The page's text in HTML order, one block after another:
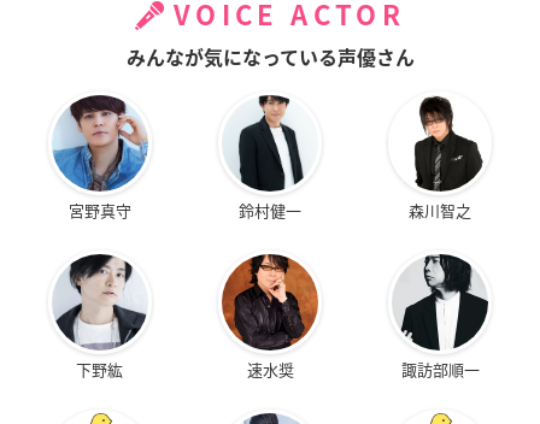
VOICE ACTOR
みんなが気になっている声優さん
宮野真守 鈴村健一 森川智之
下野紘 速水奨 諏訪部順一